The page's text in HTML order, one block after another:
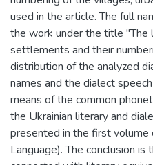
used in the article. The full
the work under the title "The
settlements and their
distribution of the analyzed
names and the dialect
means of the common
the Ukrainian literary and
presented in the first
Language). The conclusion